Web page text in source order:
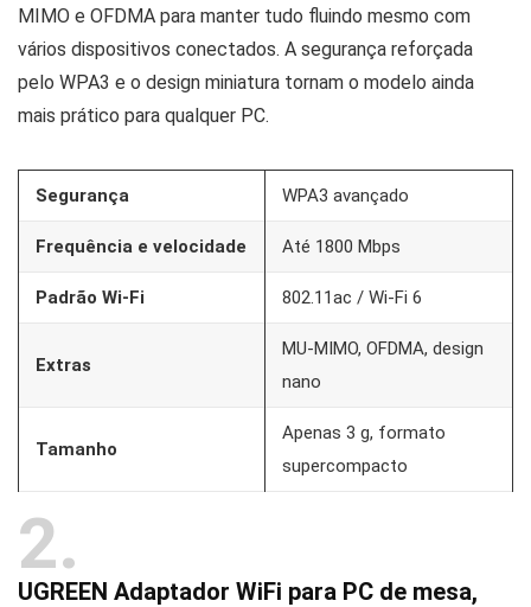
MIMO e OFDMA para manter tudo fluindo mesmo com
vários dispositivos conectados. A segurança reforçada
pelo WPA3 e o design miniatura tornam o modelo ainda
mais prático para qualquer PC.
Segurança WPA3 avançado
Frequência e velocidade Até 1800 Mbps
Padrão Wi-Fi 802.11ac / Wi-Fi 6
Extras
MU-MIMO, OFDMA, design
nano
Tamanho
Apenas 3 g, formato
supercompacto
2
UGREEN Adaptador WiFi para PC de mesa,